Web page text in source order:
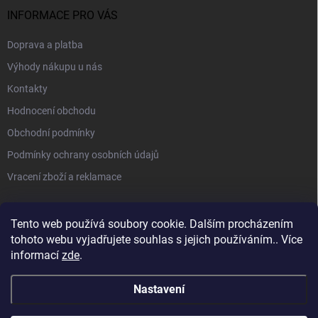
Tento web používá soubory cookie. Dalším procházením
tohoto webu vyjadřujete souhlas s jejich používáním.. Více
informací zde.
Nastavení
INFORMACE PRO VÁS
Doprava a platba
Výhody nákupu u nás
Kontakty
Hodnocení obchodu
Obchodní podmínky
Podmínky ochrany osobních údajů
Vracení zboží a reklamace
PŘIJÍMÁME ONLINE PLATBY